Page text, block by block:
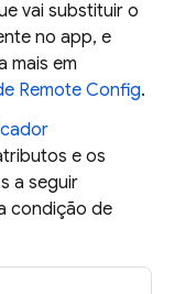
vai substituir o
no app, e
mais em
Remote Config.
e os
a seguir
condição de